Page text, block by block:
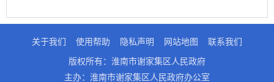
关于我们 使用帮助 隐私声明 网站地图
联系我们
版权所有：淮南市谢家集区人民政府
主办：淮南市谢家集区人民政府办公室